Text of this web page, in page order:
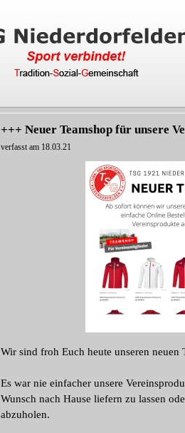
+++ Neuer Teamshop für unsere
verfasst am 18.03.21
Wir sind froh Euch heute unseren neuen
Es war nie einfacher unsere
Wunsch nach Hause liefern zu lassen
abzuholen.